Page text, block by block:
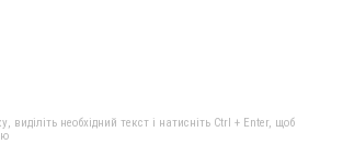
необхідний текст і натисніть Ctrl + Enter, щоб